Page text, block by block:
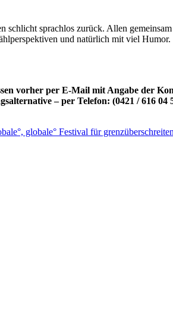
sprachlos zurück. Allen
und natürlich mit viel
vorher per E-Mail mit Angabe der
– per Telefon: (0421 / 616
globale° Festival für